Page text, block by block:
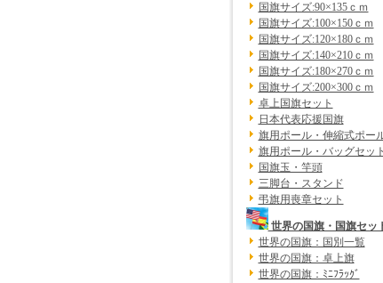
国旗サイズ:90×135ｃｍ
国旗サイズ:100×150ｃｍ
国旗サイズ:120×180ｃｍ
国旗サイズ:140×210ｃｍ
国旗サイズ:180×270ｃｍ
国旗サイズ:200×300ｃｍ
卓上国旗セット
日本代表応援国旗
旗用ポール・伸縮式ポー
旗用ポール・バッグセット
国旗玉・竿頭
三脚台・スタンド
弔旗用喪章セット
世界の国旗・国旗セッ
世界の国旗：国別一覧
世界の国旗：卓上旗
世界の国旗：ﾐﾆﾌﾗｯｸﾞ